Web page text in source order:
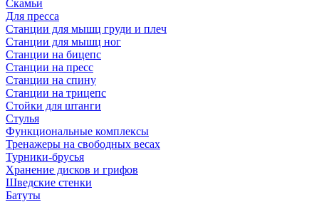
Скамьи
Для пресса
Станции для мышц груди и плеч
Станции для мышц ног
Станции на бицепс
Станции на пресс
Станции на спину
Станции на трицепс
Стойки для штанги
Стулья
Функциональные комплексы
Тренажеры на свободных весах
Турники-брусья
Хранение дисков и грифов
Шведские стенки
Батуты